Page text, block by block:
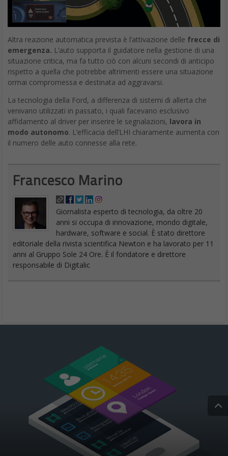
Altra reazione automatica prevista è l’attivazione delle frecce di
emergenza. L’auto supporta il guidatore nella gestione di una
situazione critica, ma fa tutto ciò con alcuni secondi di anticipo
rispetto a quella che potrebbe altrimenti essere una situazione
ormai compromessa e destinata ad aggravarsi.
La tecnologia della Ford, a differenza di sistemi di allerta che
venivano utilizzati in passato, i quali facevano esclusivo
affidamento al driver per inserire le segnalazioni, lavora in
modo autonomo. L’efficacia dell’LHI chiaramente aumenta con
il numero delle auto connesse alla rete.
Francesco Marino
Giornalista esperto di tecnologia, da oltre 20
anni si occupa di innovazione, mondo digitale,
hardware, software e social. È stato direttore
editoriale della rivista scientifica Newton e ha lavorato per 11
anni al Gruppo Sole 24 Ore. È il fondatore e direttore
responsabile di Digitalic